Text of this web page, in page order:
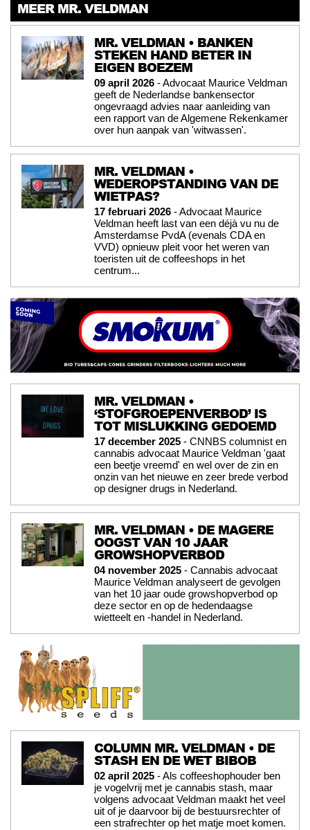
MEER MR. VELDMAN
MR. VELDMAN • BANKEN
STEKEN HAND BETER IN
EIGEN BOEZEM
09 april 2026 - Advocaat Maurice Veldman
geeft de Nederlandse bankensector
ongevraagd advies naar aanleiding van
een rapport van de Algemene Rekenkamer
over hun aanpak van 'witwassen'.
MR. VELDMAN •
WEDEROPSTANDING VAN DE
WIETPAS?
17 februari 2026 - Advocaat Maurice
Veldman heeft last van een déjà vu nu de
Amsterdamse PvdA (evenals CDA en
VVD) opnieuw pleit voor het weren van
toeristen uit de coffeeshops in het
centrum...
MR. VELDMAN •
‘STOFGROEPENVERBOD’ IS
TOT MISLUKKING GEDOEMD
17 december 2025 - CNNBS columnist en
cannabis advocaat Maurice Veldman 'gaat
een beetje vreemd' en wel over de zin en
onzin van het nieuwe en zeer brede verbod
op designer drugs in Nederland.
MR. VELDMAN • DE MAGERE
OOGST VAN 10 JAAR
GROWSHOPVERBOD
04 november 2025 - Cannabis advocaat
Maurice Veldman analyseert de gevolgen
van het 10 jaar oude growshopverbod op
deze sector en op de hedendaagse
wietteelt en -handel in Nederland.
COLUMN MR. VELDMAN • DE
STASH EN DE WET BIBOB
02 april 2025 - Als coffeeshophouder ben
je vogelvrij met je cannabis stash, maar
volgens advocaat Veldman maakt het veel
uit of je daarvoor bij de bestuursrechter of
een strafrechter op het matje moet komen.